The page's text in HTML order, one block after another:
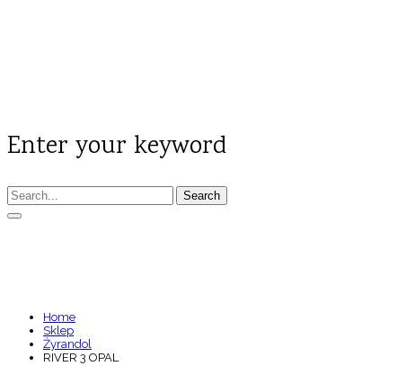
Enter your keyword
Search
Home
Sklep
Żyrandol
RIVER 3 OPAL